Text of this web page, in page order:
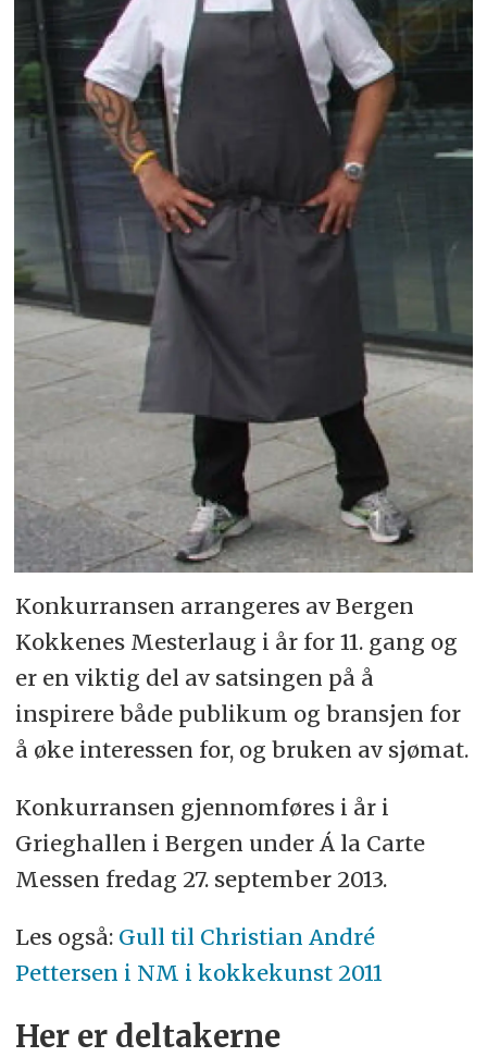
Konkurransen arrangeres av Bergen
Kokkenes Mesterlaug i år for 11. gang og
er en viktig del av satsingen på å
inspirere både publikum og bransjen for
å øke interessen for, og bruken av sjømat.
Konkurransen gjennomføres i år i
Grieghallen i Bergen under Á la Carte
Messen fredag 27. september 2013.
Les også: Gull til Christian André
Pettersen i NM i kokkekunst 2011
Her er deltakerne